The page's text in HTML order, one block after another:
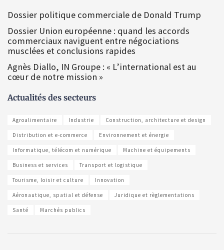
Dossier politique commerciale de Donald Trump
Dossier Union européenne : quand les accords
commerciaux naviguent entre négociations
musclées et conclusions rapides
Agnès Diallo, IN Groupe : « L’international est au
cœur de notre mission »
Actualités des secteurs
Agroalimentaire Industrie Construction, architecture et design
Distribution et e-commerce Environnement et énergie
Informatique, télécom et numérique Machine et équipements
Business et services Transport et logistique
Tourisme, loisir et culture Innovation
Aéronautique, spatial et défense Juridique et règlementations
Santé Marchés publics